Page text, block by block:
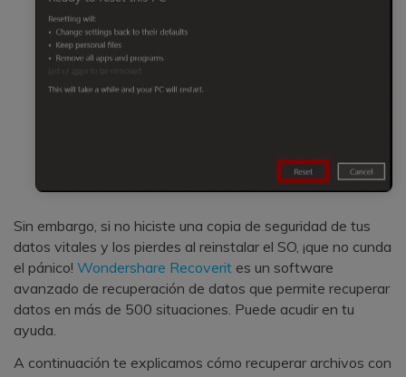
Sin embargo, si no hiciste una copia de seguridad de tus
datos vitales y los pierdes al reinstalar el SO, ¡que no cunda
el pánico! Wondershare Recoverit es un software
avanzado de recuperación de datos que permite recuperar
datos en más de 500 situaciones. Puede acudir en tu
ayuda.
A continuación te explicamos cómo recuperar archivos con